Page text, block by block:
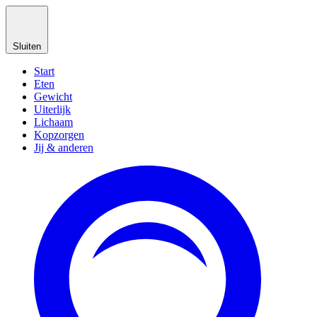
Sluiten
Start
Eten
Gewicht
Uiterlijk
Lichaam
Kopzorgen
Jij & anderen